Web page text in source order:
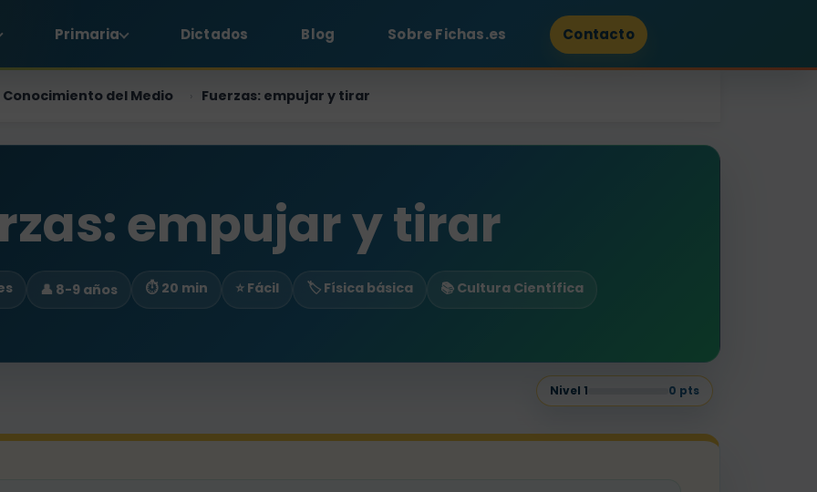
Primaria Dictados Blog Sobre Fichas.es Contacto
Conocimiento del Medio › Fuerzas: empujar y tirar
empujar y tirar
👤 8-9 años ⏱ 20 min ⭐ Fácil 🏷️ Física básica 📚 Cultura Científica
Nivel 1 0 pts